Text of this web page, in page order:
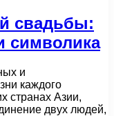
свадьбы:
символика
и
каждого
странах Азии,
двух людей,